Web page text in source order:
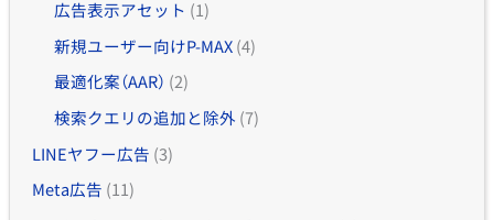
広告表示アセット (1)
新規ユーザー向けP-MAX(4)
最適化案（AAR） (2)
検索クエリの追加と除外 (7)
LINEヤフー広告 (3)
Meta広告 (11)